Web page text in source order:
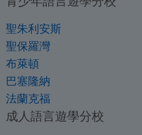
聖朱利安斯
聖保羅灣
布萊頓
巴塞隆納
法蘭克福
成人語言遊學分校